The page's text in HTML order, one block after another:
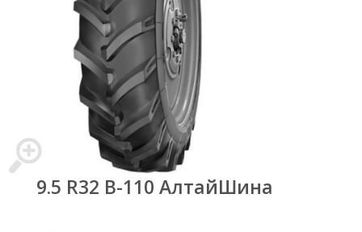
9.5 R32 В-110 АлтайШина